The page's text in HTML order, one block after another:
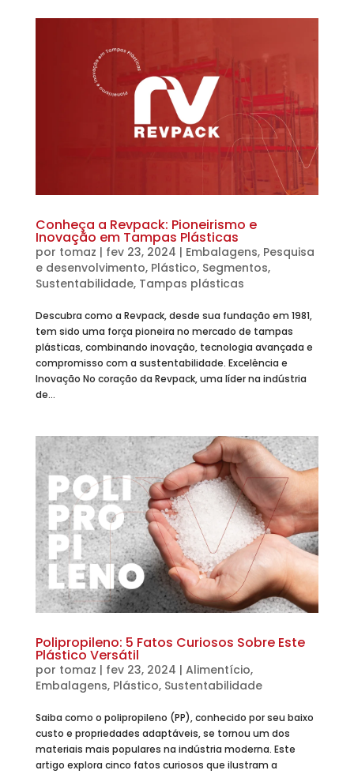
Conheça a Revpack: Pioneirismo e
Inovação em Tampas Plásticas
por tomaz | fev 23, 2024 | Embalagens, Pesquisa
e desenvolvimento, Plástico, Segmentos,
Sustentabilidade, Tampas plásticas
Descubra como a Revpack, desde sua fundação em 1981,
tem sido uma força pioneira no mercado de tampas
plásticas, combinando inovação, tecnologia avançada e
compromisso com a sustentabilidade. Excelência e
Inovação No coração da Revpack, uma líder na indústria
de...
Polipropileno: 5 Fatos Curiosos Sobre Este
Plástico Versátil
por tomaz | fev 23, 2024 | Alimentício,
Embalagens, Plástico, Sustentabilidade
Saiba como o polipropileno (PP), conhecido por seu baixo
custo e propriedades adaptáveis, se tornou um dos
materiais mais populares na indústria moderna. Este
artigo explora cinco fatos curiosos que ilustram a